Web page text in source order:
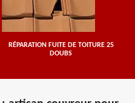
RÉPARATION FUITE DE TOITURE 25
DOUBS